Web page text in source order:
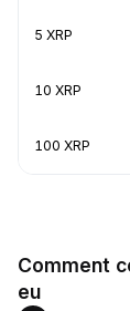
5 XRP
10 XRP
100 XRP
Comment
eu